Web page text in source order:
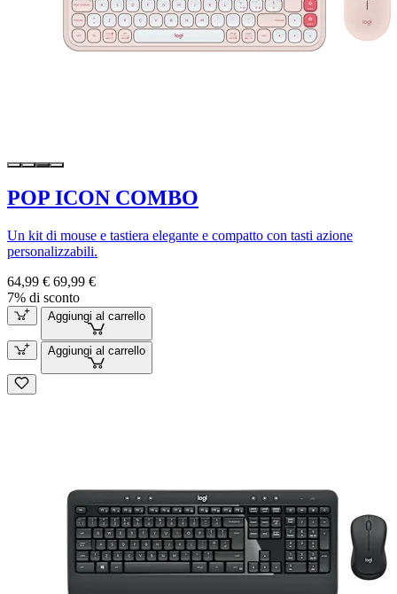
POP ICON COMBO
Un kit di mouse e tastiera elegante e compatto con tasti azione
personalizzabili.
64,99 € 69,99 €
7% di sconto
Aggiungi al carrello
Aggiungi al carrello